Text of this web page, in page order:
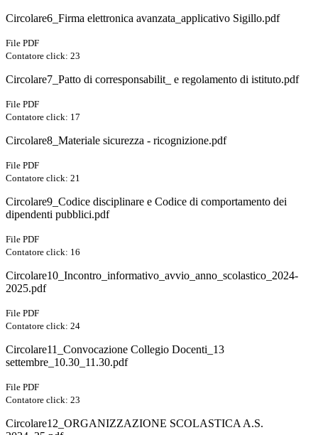
Circolare6_Firma elettronica avanzata_applicativo Sigillo.pdf
File PDF
Contatore click: 23
Circolare7_Patto di corresponsabilit_ e regolamento di istituto.pdf
File PDF
Contatore click: 17
Circolare8_Materiale sicurezza - ricognizione.pdf
File PDF
Contatore click: 21
Circolare9_Codice disciplinare e Codice di comportamento dei
dipendenti pubblici.pdf
File PDF
Contatore click: 16
Circolare10_Incontro_informativo_avvio_anno_scolastico_2024-
2025.pdf
File PDF
Contatore click: 24
Circolare11_Convocazione Collegio Docenti_13
settembre_10.30_11.30.pdf
File PDF
Contatore click: 23
Circolare12_ORGANIZZAZIONE SCOLASTICA A.S.